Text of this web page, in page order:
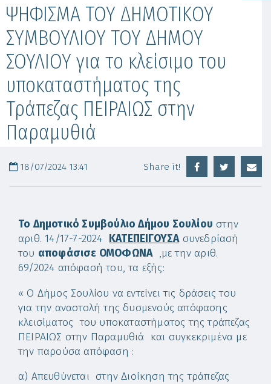
ΨΗΦΙΣΜΑ ΤΟΥ ΔΗΜΟΤΙΚΟΥ
ΣΥΜΒΟΥΛΙΟΥ ΤΟΥ ΔΗΜΟΥ
ΣΟΥΛΙΟΥ για το κλείσιμο του
υποκαταστήματος της
Τράπεζας ΠΕΙΡΑΙΩΣ στην
Παραμυθιά
18/07/2024 13:41 Share it!
Το Δημοτικό Συμβούλιο Δήμου Σουλίου στην
αριθ. 14/17-7-2024 ΚΑΤΕΠΕΙΓΟΥΣΑσυνεδρίασή
του αποφάσισε ΟΜΟΦΩΝΑ,με την αριθ.
69/2024 απόφασή του, τα εξής:
« Ο Δήμος Σουλίου να εντείνει τις δράσεις του
για την αναστολή της δυσμενούς απόφασης
κλεισίματος του υποκαταστήματος της τράπεζας
ΠΕΙΡΑΙΩΣ στην Παραμυθιά και συγκεκριμένα με
την παρούσα απόφαση :
α) Απευθύνεται στην Διοίκηση της τράπεζας